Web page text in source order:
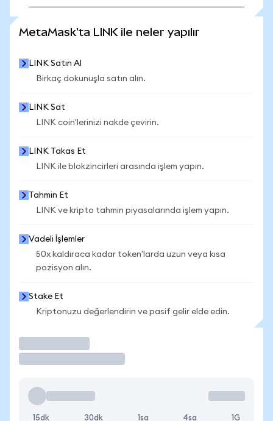
MetaMask'ta LINK ile neler yapılır
LINK Satın Al
Birkaç dokunuşla satın alın.
LINK Sat
LINK coin'lerinizi nakde çevirin.
LINK Takas Et
LINK ile blokzincirleri arasında işlem yapın.
Tahmin Et
LINK ve kripto tahmin piyasalarında işlem yapın.
Vadeli İşlemler
50x kaldıraca kadar token'larda uzun veya kısa
pozisyon alın.
Stake Et
Kriptonuzu değerlendirin ve pasif gelir elde edin.
15dk 30dk 1sa 4sa 1G